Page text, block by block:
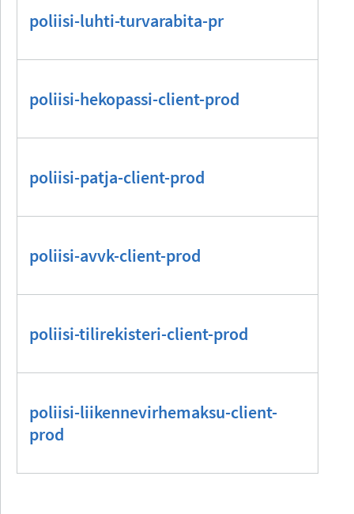
poliisi-luhti-turvarabita-pr
poliisi-hekopassi-client-prod
poliisi-patja-client-prod
poliisi-avvk-client-prod
poliisi-tilirekisteri-client-prod
poliisi-liikennevirhemaksu-client-
prod